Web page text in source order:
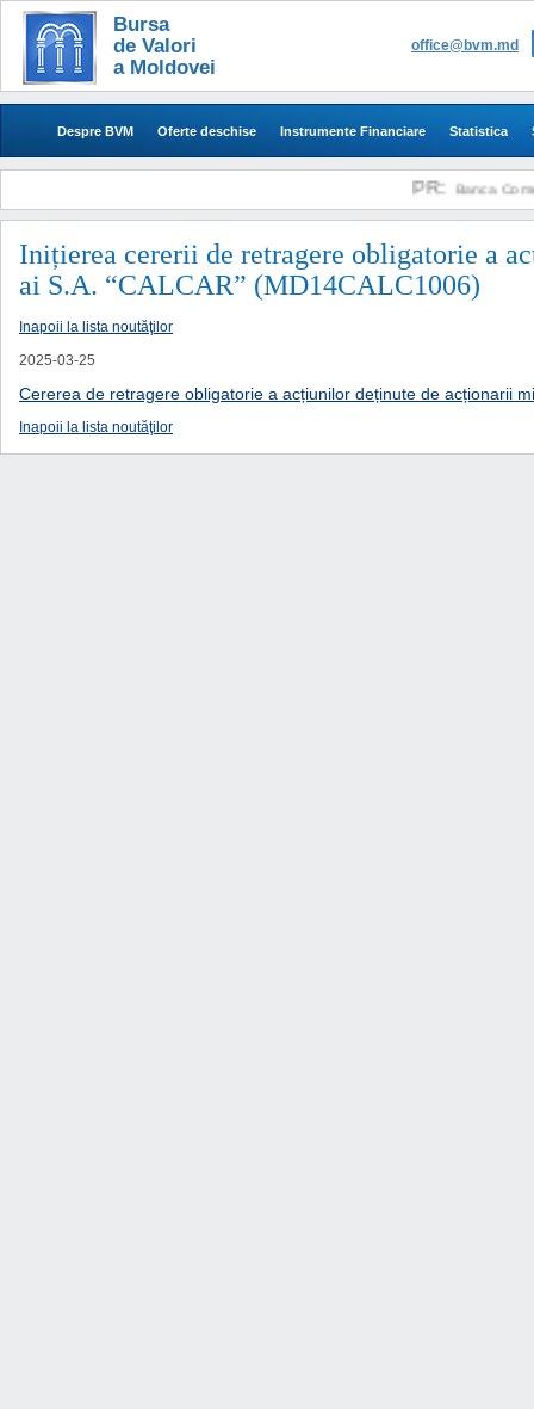
Bursa
de Valori
a Moldovei
office@bvm.md
Despre BVM Oferte deschise Instrumente Financiare Statistica
PR: Banca
​​​Inițierea cererii de retragere obligatorie a
ai S.A. “CALCAR” (MD14CALC1006)
Inapoii la lista noutăţilor
2025-03-25
Cererea de retragere obligatorie a acțiunilor deținute de acționarii
Inapoii la lista noutăţilor